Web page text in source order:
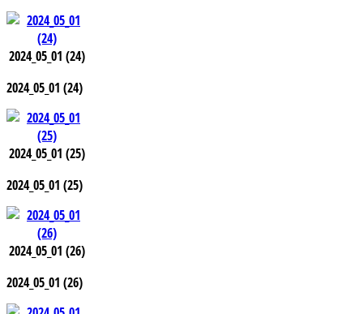
2024_05_01 (24)
2024_05_01 (24)
2024_05_01 (25)
2024_05_01 (25)
2024_05_01 (26)
2024_05_01 (26)